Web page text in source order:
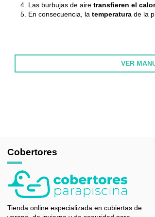
Las burbujas de aire transfieren el
En consecuencia, la temperatura de la
VER
BURBUJA
COLORES
ESPESOR
Cobertores
Tienda online especializada en cubiertas de